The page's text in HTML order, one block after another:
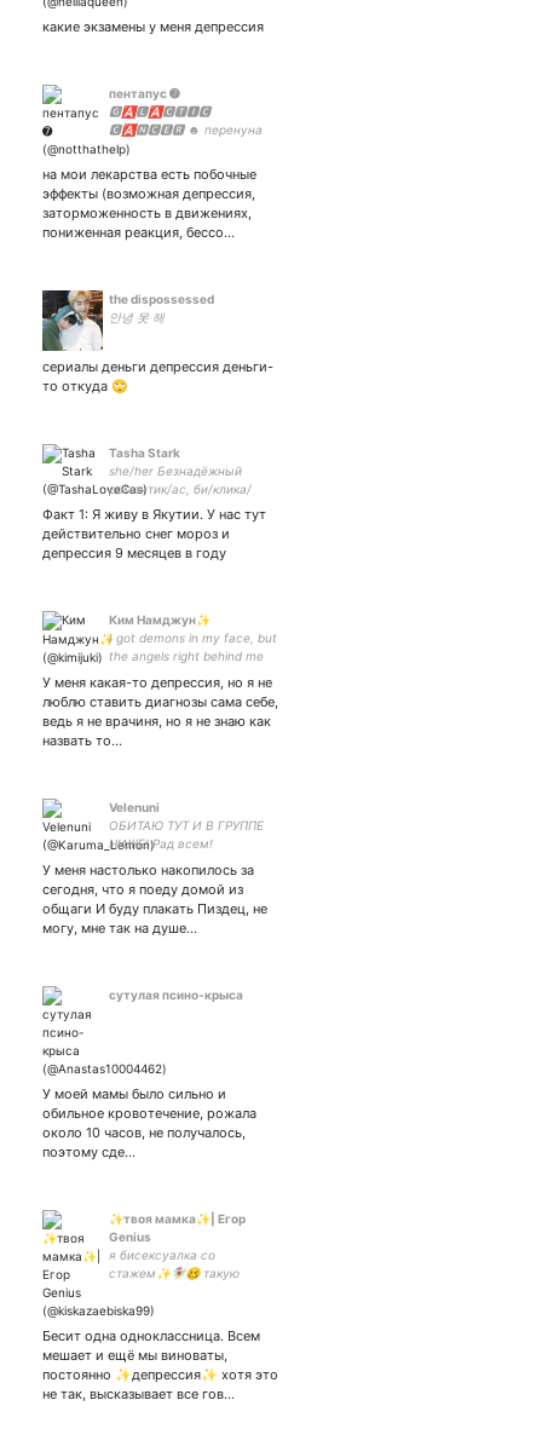
какие экзамены у меня депрессия
пентапус ➐
🅶🅰🅻🅰🅲🆃🅸🅲
🅲🅰🅽🅲🅴🆁 ☻ перенуна
💙 мультифандомная ☻
на мои лекарства есть побочные
эффекты (возможная депрессия,
заторможенность в движениях,
пониженная реакция, бессо…
the dispossessed
안녕 못 해
сериалы деньги депрессия деньги-
то откуда 🙄
Tasha Stark
she/her Безнадёжный
романтик/ас, би/клика/
дестиэль/мидам/сэмифер/
метабог/чаек/отрицаю
существование 15×20/
фикрайтер/голубика
Факт 1: Я живу в Якутии. У нас тут
действительно снег мороз и
депрессия 9 месяцев в году
Ким Намджун✨
I got demons in my face, but
the angels right behind me
У меня какая-то депрессия, но я не
люблю ставить диагнозы сама себе,
ведь я не врачиня, но я не знаю как
назвать то…
Velenuni
ОБИТАЮ ТУТ И В ГРУППЕ
НИЖЕ! Рад всем!
У меня настолько накопилось за
сегодня, что я поеду домой из
общаги И буду плакать Пиздец, не
могу, мне так на душе…
сутулая псино-крыса
У моей мамы было сильно и
обильное кровотечение, рожала
около 10 часов, не получалось,
поэтому сде…
✨твоя мамка✨| Егор
Genius
я бисексуалка со
стажем✨🧚‍♀️🥴 такую
гуманитарий нахуй | #оно
#академияамбрелла
#сериалы #фильмы
#ужасы #ивангайбог
Бесит одна одноклассница. Всем
мешает и ещё мы виноваты,
постоянно ✨депрессия✨ хотя это
не так, высказывает все гов…